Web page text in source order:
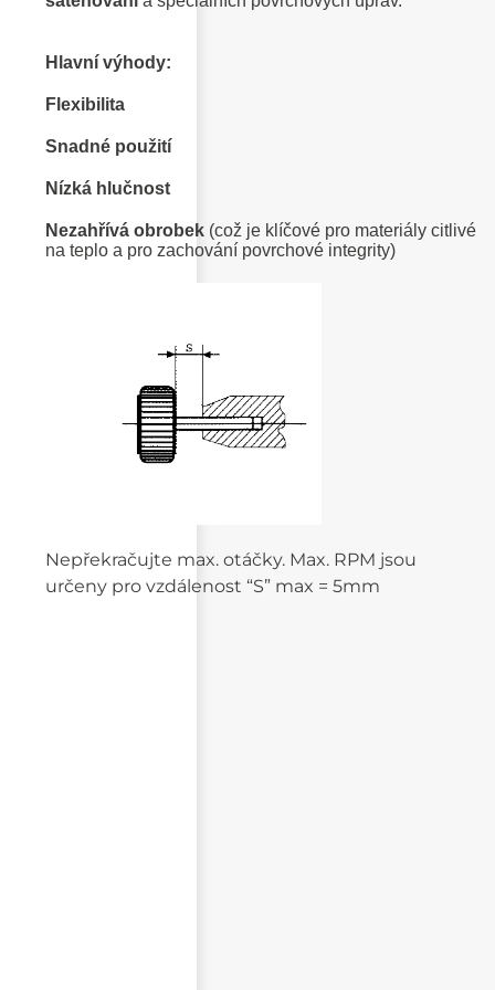
Hlavní výhody:
Flexibilita
Snadné použití
Nízká hlučnost
Nezahřívá obrobek (což je klíčové pro materiály citlivé
na teplo a pro zachování povrchové integrity)
Nepřekračujte max. otáčky. Max. RPM jsou
určeny pro vzdálenost “S” max = 5mm